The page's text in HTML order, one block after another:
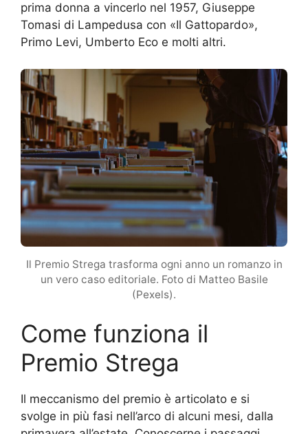
prima donna a vincerlo nel 1957, Giuseppe
Tomasi di Lampedusa con «Il Gattopardo»,
Primo Levi, Umberto Eco e molti altri.
Il Premio Strega trasforma ogni anno un romanzo in
un vero caso editoriale. Foto di Matteo Basile
(Pexels).
Come funziona il
Premio Strega
Il meccanismo del premio è articolato e si
svolge in più fasi nell’arco di alcuni mesi, dalla